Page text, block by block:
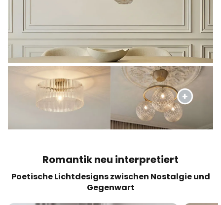
Romantik neu interpretiert
Poetische Lichtdesigns zwischen Nostalgie und
Gegenwart